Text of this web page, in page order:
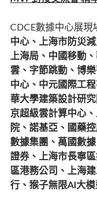
CDCE數據中心展現
中心、上海市防災
上海局、中國移動
雲、字節跳動、博
中心、中元國際工
華大學建築設計研
京超級雲計算中心
院、諾基亞、國藥
數據集團、萬國數
證券、上海市長寧
區港務公司、上海
行、猴子無限AI大